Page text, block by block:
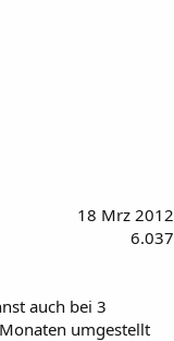
18 Mrz 2012
6.037
auch bei 3
umgestellt